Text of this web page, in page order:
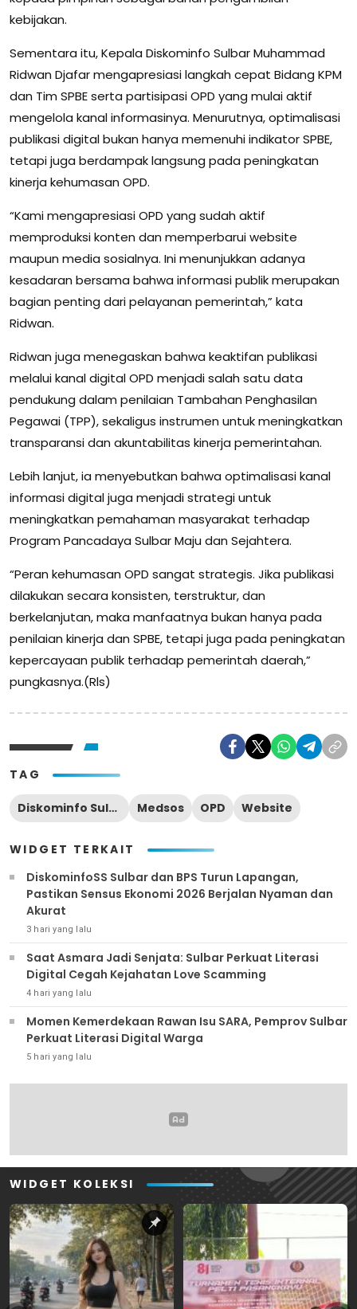
kebijakan.
Sementara itu, Kepala Diskominfo Sulbar Muhammad
Ridwan Djafar mengapresiasi langkah cepat Bidang KPM
dan Tim SPBE serta partisipasi OPD yang mulai aktif
mengelola kanal informasinya. Menurutnya, optimalisasi
publikasi digital bukan hanya memenuhi indikator SPBE,
tetapi juga berdampak langsung pada peningkatan
kinerja kehumasan OPD.
“Kami mengapresiasi OPD yang sudah aktif
memproduksi konten dan memperbarui website
maupun media sosialnya. Ini menunjukkan adanya
kesadaran bersama bahwa informasi publik merupakan
bagian penting dari pelayanan pemerintah,” kata
Ridwan.
Ridwan juga menegaskan bahwa keaktifan publikasi
melalui kanal digital OPD menjadi salah satu data
pendukung dalam penilaian Tambahan Penghasilan
Pegawai (TPP), sekaligus instrumen untuk meningkatkan
transparansi dan akuntabilitas kinerja pemerintahan.
Lebih lanjut, ia menyebutkan bahwa optimalisasi kanal
informasi digital juga menjadi strategi untuk
meningkatkan pemahaman masyarakat terhadap
Program Pancadaya Sulbar Maju dan Sejahtera.
“Peran kehumasan OPD sangat strategis. Jika publikasi
dilakukan secara konsisten, terstruktur, dan
berkelanjutan, maka manfaatnya bukan hanya pada
penilaian kinerja dan SPBE, tetapi juga pada peningkatan
kepercayaan publik terhadap pemerintah daerah,”
pungkasnya.(Rls)
TAG
Diskominfo Sulbar Medsos OPD Website
WIDGET TERKAIT
DiskominfoSS Sulbar dan BPS Turun Lapangan,
Pastikan Sensus Ekonomi 2026 Berjalan Nyaman dan
Akurat
3 hari yang lalu
Saat Asmara Jadi Senjata: Sulbar Perkuat Literasi
Digital Cegah Kejahatan Love Scamming
4 hari yang lalu
Momen Kemerdekaan Rawan Isu SARA, Pemprov Sulbar
Perkuat Literasi Digital Warga
5 hari yang lalu
WIDGET KOLEKSI